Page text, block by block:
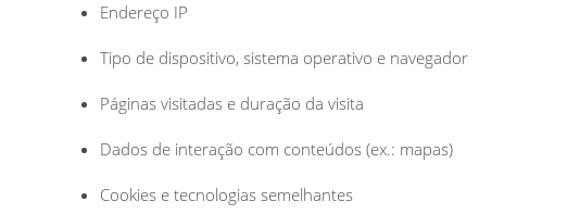
Endereço IP
Tipo de dispositivo, sistema operativo e navegador
Páginas visitadas e duração da visita
Dados de interação com conteúdos (ex.: mapas)
Cookies e tecnologias semelhantes